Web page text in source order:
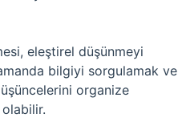
eleştirel düşünmeyi
bilgiyi sorgulamak ve
organize